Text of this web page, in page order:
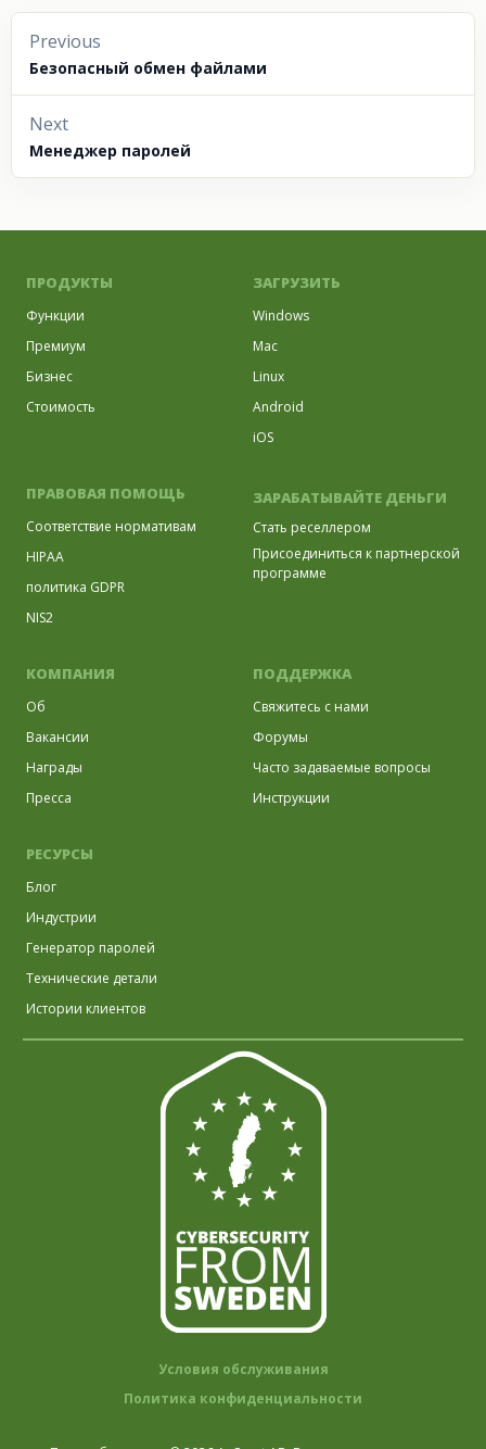
Previous
Безопасный обмен файлами
Next
Менеджер паролей
ПРОДУКТЫ
Функции
Премиум
Бизнес
Стоимость
ЗАГРУЗИТЬ
Windows
Mac
Linux
Android
iOS
ПРАВОВАЯ ПОМОЩЬ
Соответствие нормативам
HIPAA
политика GDPR
NIS2
ЗАРАБАТЫВАЙТЕ ДЕНЬГИ
Стать реселлером
Присоединиться к партнерской
программе
КОМПАНИЯ
Об
Вакансии
Награды
Пресса
ПОДДЕРЖКА
Свяжитесь с нами
Форумы
Часто задаваемые вопросы
Инструкции
РЕСУРСЫ
Блог
Индустрии
Генератор паролей
Технические детали
Истории клиентов
Условия обслуживания
Политика конфиденциальности